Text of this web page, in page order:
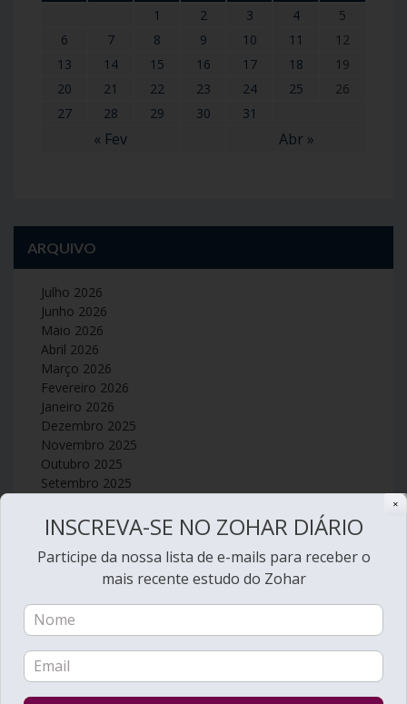
« Fev Abr »
1 2 3 4
5
6
7 8 9 10 11
12
13
14 15 16 17 18
19
20
21 22 23 24 25
26
27
28 29 30 31
ARQUIVO
Julho 2026
Junho 2026
Maio 2026
Abril 2026
Março 2026
Fevereiro 2026
Janeiro 2026
Dezembro 2025
Novembro 2025
Outubro 2025
Setembro 2025
Julho 2025
Junho 2025
Maio 2025
Fevereiro 2025
Janeiro 2025
Dezembro 2024
Novembro 2024
Outubro 2024
✕
INSCREVA-SE NO ZOHAR DIÁRIO
Participe da nossa lista de e-mails para receber o
mais recente estudo do Zohar